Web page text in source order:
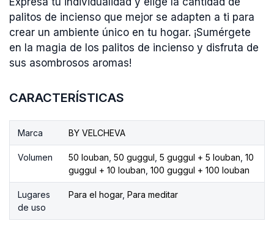
palitos de incienso que mejor se adapten a ti para
crear un ambiente único en tu hogar. ¡Sumérgete
en la magia de los palitos de incienso y disfruta de
sus asombrosos aromas!
CARACTERÍSTICAS
Marca BY VELCHEVA
Volumen 50 louban 50 guggul 5 guggul + 5 louban 10
guggul + 10 louban 100 guggul + 100 louban
Lugares
de uso
Para el hogar, Para meditar